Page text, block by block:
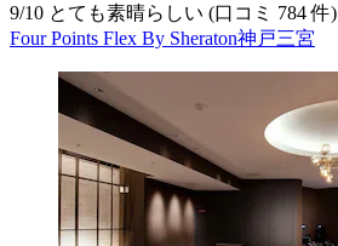
9/10 とても素晴らしい (口コミ 784 件)
Four Points Flex By Sheraton神戸三宮